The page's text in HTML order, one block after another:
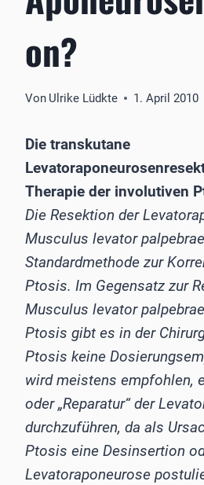
on?
Von Ulrike Lüdkte 1. April 2010
Die transkutane
Therapie der involutiven
Die Resektion der
Musculus levator
Standardmethode zur
Ptosis. Im Gegensatz zur
Musculus levator
Ptosis gibt es in der
Ptosis keine
wird meistens empfohlen,
oder „Reparatur“ der
durchzuführen, da als
Ptosis eine Desinsertion
Levatoraponeurose